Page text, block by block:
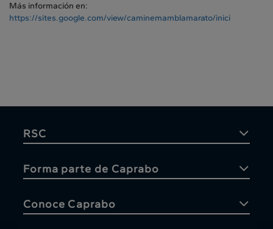
Más información en:
https://sites.google.com/view/caminemamblamarato/inici
RSC
Forma parte de Caprabo
Conoce Caprabo